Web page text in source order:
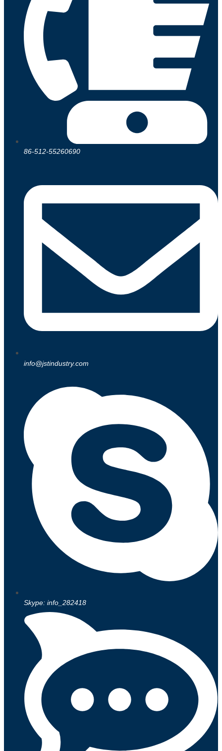
86-512-55260690
info@jstindustry.com
Skype: info_282418